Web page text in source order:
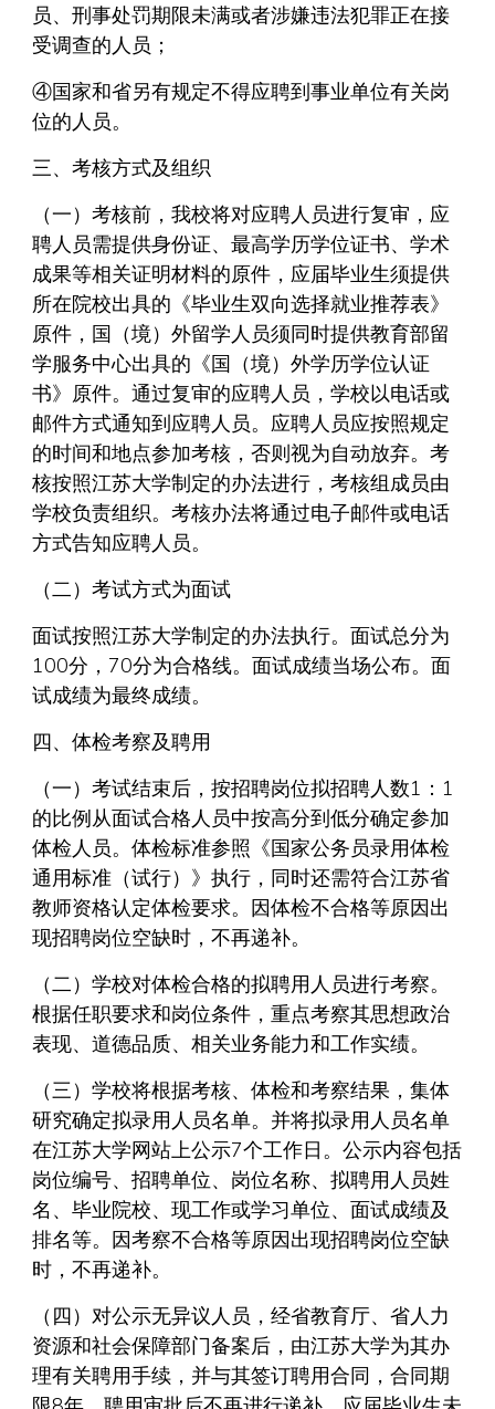
员、刑事处罚期限未满或者涉嫌违法犯罪正在接
受调查的人员；
④国家和省另有规定不得应聘到事业单位有关岗
位的人员。
三、考核方式及组织
（一）考核前，我校将对应聘人员进行复审，应
聘人员需提供身份证、最高学历学位证书、学术
成果等相关证明材料的原件，应届毕业生须提供
所在院校出具的《毕业生双向选择就业推荐表》
原件，国（境）外留学人员须同时提供教育部留
学服务中心出具的《国（境）外学历学位认证
书》原件。通过复审的应聘人员，学校以电话或
邮件方式通知到应聘人员。应聘人员应按照规定
的时间和地点参加考核，否则视为自动放弃。考
核按照江苏大学制定的办法进行，考核组成员由
学校负责组织。考核办法将通过电子邮件或电话
方式告知应聘人员。
（二）考试方式为面试
面试按照江苏大学制定的办法执行。面试总分为
100分，70分为合格线。面试成绩当场公布。面
试成绩为最终成绩。
四、体检考察及聘用
（一）考试结束后，按招聘岗位拟招聘人数1：1
的比例从面试合格人员中按高分到低分确定参加
体检人员。体检标准参照《国家公务员录用体检
通用标准（试行）》执行，同时还需符合江苏省
教师资格认定体检要求。因体检不合格等原因出
现招聘岗位空缺时，不再递补。
（二）学校对体检合格的拟聘用人员进行考察。
根据任职要求和岗位条件，重点考察其思想政治
表现、道德品质、相关业务能力和工作实绩。
（三）学校将根据考核、体检和考察结果，集体
研究确定拟录用人员名单。并将拟录用人员名单
在江苏大学网站上公示7个工作日。公示内容包括
岗位编号、招聘单位、岗位名称、拟聘用人员姓
名、毕业院校、现工作或学习单位、面试成绩及
排名等。因考察不合格等原因出现招聘岗位空缺
时，不再递补。
（四）对公示无异议人员，经省教育厅、省人力
资源和社会保障部门备案后，由江苏大学为其办
理有关聘用手续，并与其签订聘用合同，合同期